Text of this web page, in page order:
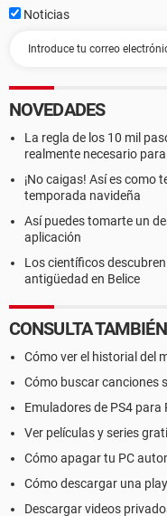
Noticias
NOVEDADES
La regla de los 10 mil
realmente necesario
¡No caigas! Así es como
temporada navideña
Así puedes tomarte un
aplicación
Los científicos
antigüedad en Belice
CONSULTA TAMBIÉN
Cómo ver el historial del
Cómo buscar canciones
Emuladores de PS4 para
Ver películas y series
Cómo apagar tu PC
Cómo descargar una
Descargar videos